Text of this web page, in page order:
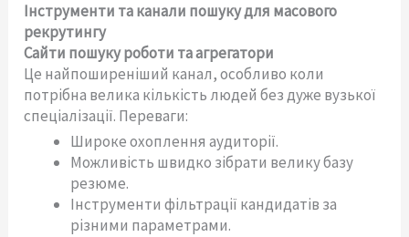
Інструменти та канали пошуку для масового
рекрутингу
Сайти пошуку роботи та агрегатори
Це найпоширеніший канал, особливо коли
потрібна велика кількість людей без дуже вузької
спеціалізації. Переваги:
Широке охоплення аудиторії.
Можливість швидко зібрати велику базу
резюме.
Інструменти фільтрації кандидатів за
різними параметрами.